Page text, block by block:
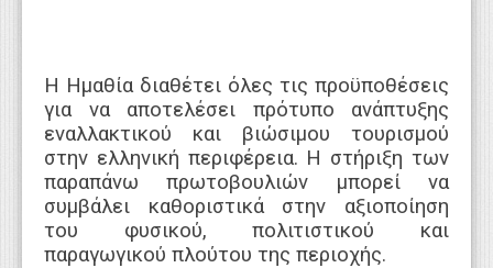
Η Ημαθία διαθέτει όλες τις προϋποθέσεις
για να αποτελέσει πρότυπο ανάπτυξης
εναλλακτικού και βιώσιμου τουρισμού
στην ελληνική περιφέρεια. Η στήριξη των
παραπάνω πρωτοβουλιών μπορεί να
συμβάλει καθοριστικά στην αξιοποίηση
του φυσικού, πολιτιστικού και
παραγωγικού πλούτου της περιοχής.